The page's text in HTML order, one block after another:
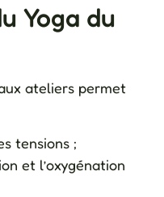
Yoga du
ateliers permet
tensions ;
et l’oxygénation